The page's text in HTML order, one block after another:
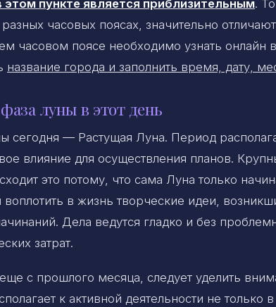
этом пункте является приблизительным.
часовых поясах, значительно
часовом поясе необходимо узнать онлайн
название города и заполнить время, дату,
луны в этот день
сегодня — Растущая Луна. Период
влияние для осуществления планов.
это потому, что сама Луна только
воплотить в жизнь творческие идеи,
Дела ведутся гладко и без
затрат.
с прошлого месяца, следует уделить
к активной деятельности не только